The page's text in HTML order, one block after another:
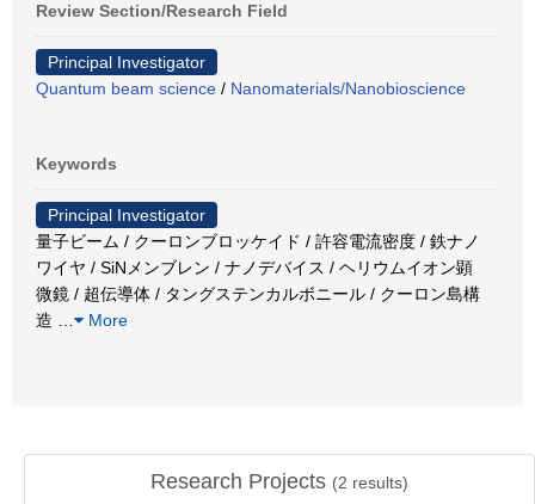
Review Section/Research Field
Principal Investigator
Quantum beam science / Nanomaterials/Nanobioscience
Keywords
Principal Investigator
量子ビーム / クーロンブロッケイド / 許容電流密度 / 鉄ナノ
ワイヤ / SiNメンブレン / ナノデバイス / ヘリウムイオン顕
微鏡 / 超伝導体 / タングステンカルボニール / クーロン島構
造
More
Research Projects (2 results)